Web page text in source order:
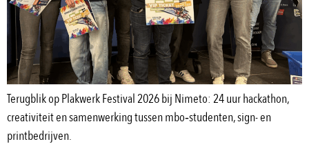
Terugblik op Plakwerk Festival 2026 bij Nimeto: 24 uur hackathon,
creativiteit en samenwerking tussen mbo‑studenten, sign- en
printbedrijven.